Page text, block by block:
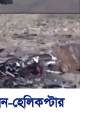
হেলিকপ্টার